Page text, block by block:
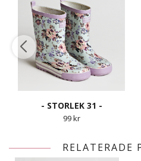
- STORLEK 31 -
99 kr
RELATERADE